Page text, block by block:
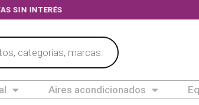
SIN INTERÉS
Aires acondicionados